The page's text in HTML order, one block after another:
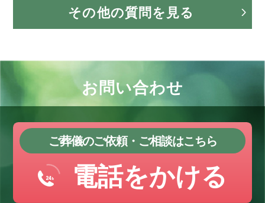
その他の質問を見る
お問い合わせ
ご葬儀のご依頼・ご相談はこちら
電話をかける